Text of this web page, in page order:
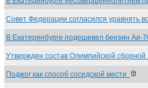
Совет Федерации согласился уравнять
В Екатеринбурге подешевел бензин Аи-
Утвержден состав Олимпийской сборной
Поджог как способ соседской мести